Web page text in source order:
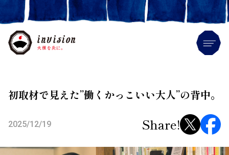
初取材で見えた”働くかっこいい大人”の背中。
2025/12/19 Share!